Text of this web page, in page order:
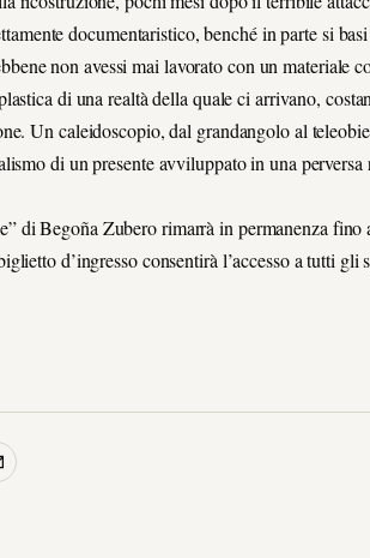
documentaristico, benché in parte si
non avessi mai lavorato con un materiale
di una realtà della quale ci arrivano,
Un caleidoscopio, dal grandangolo al
di un presente avviluppato in una
di Begoña Zubero rimarrà in permanenza fino
d’ingresso consentirà l’accesso a tutti